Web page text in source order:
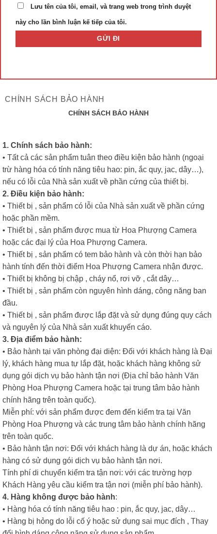
Lưu tên của tôi, email, và trang web trong trình duyệt
này cho lần bình luận kế tiếp của tôi.
CHÍNH SÁCH BẢO HÀNH
CHÍNH SÁCH BẢO HÀNH
1. Chính sách bảo hành:
• Tất cả các sản phẩm tuân theo điều kiện bảo hành (ngoại
trừ hàng hóa có tính năng tiêu hao: pin, ắc quy, jac, dây…),
nếu có lỗi của Nhà sản xuất về phần cứng của thiết bị.
2. Điều kiện bảo hành:
• Thiết bị , sản phẩm có lỗi của Nhà sản xuất về phần cứng
hoặc phần mềm.
• Thiết bị , sản phẩm được mua từ Hoa Phượng Camera
hoặc các đại lý của Hoa Phượng Camera.
• Thiết bị , sản phẩm có tem bảo hành và còn thời hạn bảo
hành tính đến thời điểm Hoa Phượng Camera nhận được.
• Thiết bị không bị chập , cháy nổ, rơi vỡ , cắt dây…
• Thiết bị , sản phẩm còn nguyên hình dáng, công năng ban
đầu.
• Thiết bị , sản phẩm được lắp đặt và sử dụng đúng quy cách
và nguyên lý của Nhà sản xuất khuyến cáo.
3. Địa điểm bảo hành:
• Bảo hành tại văn phòng đại diện: Đối với khách hàng là Đại
lý, khách hàng mua tự lắp đặt, hoặc khách hàng không sử
dụng gói dịch vụ bảo hành tận nơi (Địa chỉ bảo hành Văn
Phòng Hoa Phượng Camera hoặc tại trung tâm bảo hành
chính hãng trên toàn quốc).
Miễn phí: với sản phẩm được đem đến kiểm tra tại Văn
Phòng Hoa Phượng và các trung tâm bảo hành chính hãng
trên toàn quốc.
• Bảo hành tận nơi: Đối với khách hàng là dự án, hoặc khách
hàng có sử dụng gói dịch vụ bảo hành tận nơi.
Tính phí di chuyển kiểm tra tận nơi: với các trường hợp
Khách Hàng yêu cầu kiểm tra tận nơi (miễn phí bảo hành).
4. Hàng không được bảo hành:
• Hàng hóa có tính năng tiêu hao : pin, ắc quy, jac, dây…
• Hàng bị hỏng do lỗi cố ý hoặc sử dụng sai mục đích , Thay